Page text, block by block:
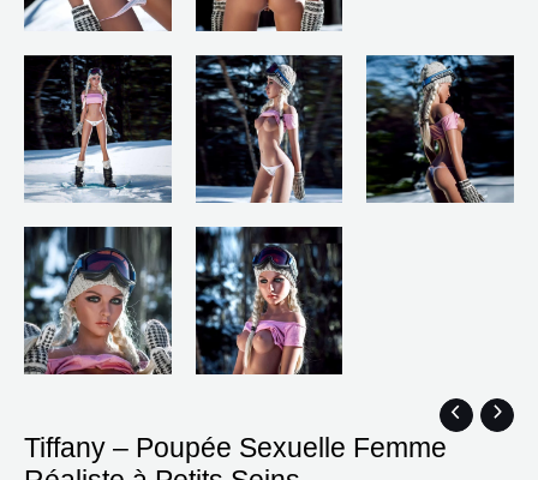
Tiffany – Poupée Sexuelle Femme
de
de